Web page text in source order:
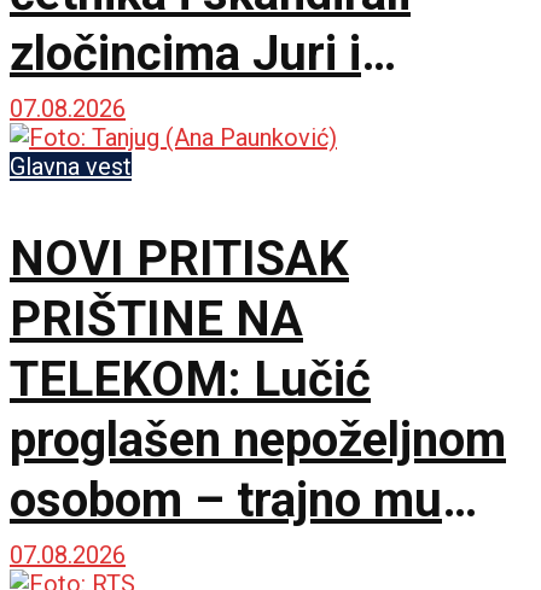
zločincima Juri i
Bobanu
07.08.2026
Glavna vest
NOVI PRITISAK
PRIŠTINE NA
TELEKOM: Lučić
proglašen nepoželjnom
osobom – trajno mu
zabranjen ulazak na
07.08.2026